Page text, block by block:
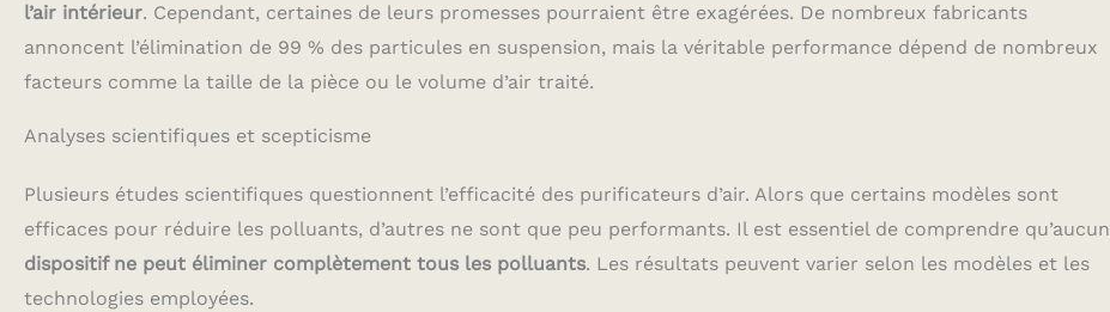
l’air intérieur. Cependant, certaines de leurs promesses pourraient être exagérées. De nombreux fabricants
annoncent l’élimination de 99 % des particules en suspension, mais la véritable performance dépend de nombreux
facteurs comme la taille de la pièce ou le volume d’air traité.
Analyses scientifiques et scepticisme
Plusieurs études scientifiques questionnent l’efficacité des purificateurs d’air. Alors que certains modèles sont
efficaces pour réduire les polluants, d’autres ne sont que peu performants. Il est essentiel de comprendre qu’aucun
dispositif ne peut éliminer complètement tous les polluants. Les résultats peuvent varier selon les modèles et les
technologies employées.